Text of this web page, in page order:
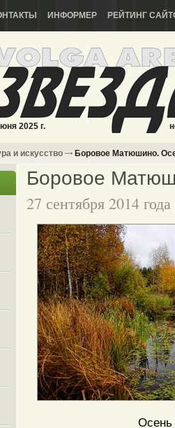
ИНФОРМЕР РЕЙТИНГ
2025 г.
и искусство Боровое Матюшино.
Боровое
27 сентября 2014 года
Осень